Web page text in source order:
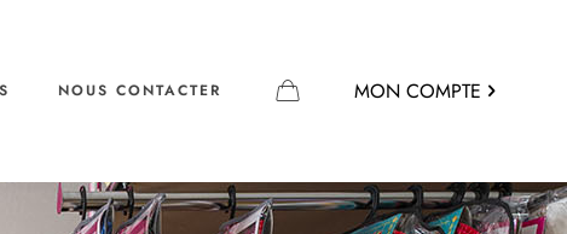
NOUS CONTACTER MON COMPTE